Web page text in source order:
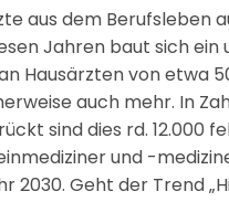
aus dem Berufsleben
Jahren baut sich
Hausärzten von etwa
auch mehr. In
sind dies rd. 12.000
und -
2030. Geht der Trend